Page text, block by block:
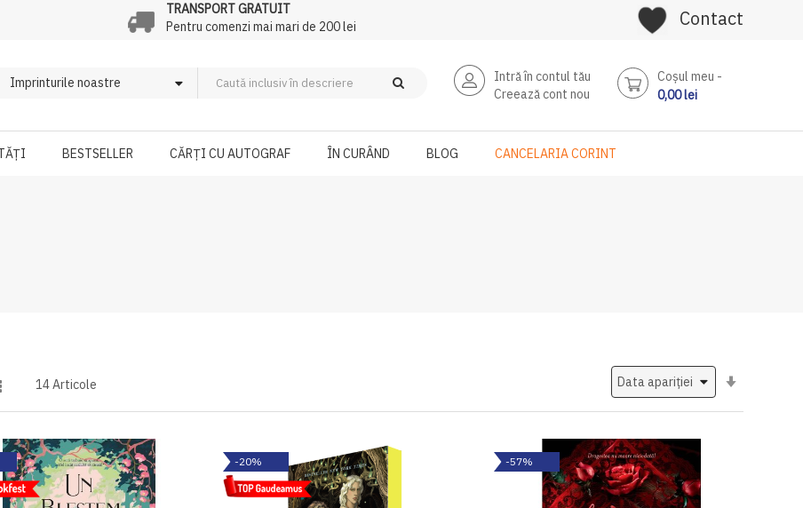
TRANSPORT GRATUIT
Pentru comenzi mai mari de 200 lei
Contact
Intră în contul tău
Creează cont nou
Coşul meu
0,00 lei
BESTSELLER CĂRȚI CU AUTOGRAF ÎN CURÂND BLOG CANCELARIA CORINT
14Articole
-20% -57%